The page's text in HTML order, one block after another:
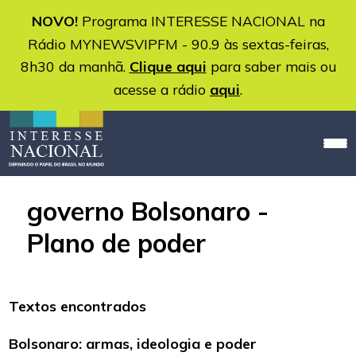
NOVO!Programa INTERESSE NACIONAL na
Rádio MYNEWSVIPFM - 90.9 às sextas-feiras,
8h30 da manhã. Clique aqui para saber mais ou
acesse a rádio aqui.
governo Bolsonaro -
Plano de poder
Textos encontrados
Bolsonaro: armas, ideologia e poder